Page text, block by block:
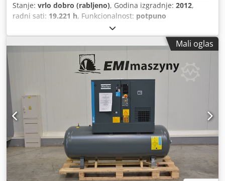
Stanje: vrlo dobro (rabljeno), Godina izgradnje: 2012,
radni sati: 19.221 h, Funkcionalnost: potpuno
Mali oglas